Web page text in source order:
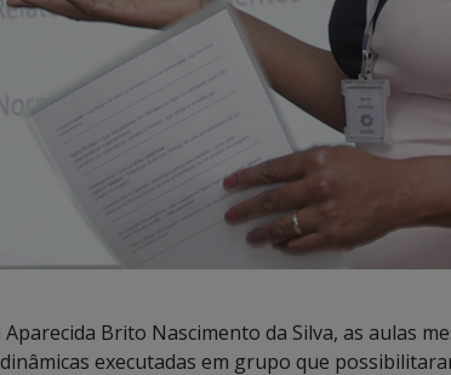
Aparecida Brito Nascimento da Silva, as aulas
executadas em grupo que